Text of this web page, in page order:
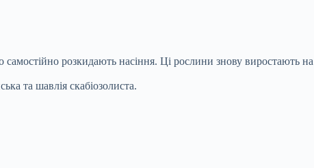
самостійно розкидають насіння. Ці рослини знову виростають на
та шавлія скабіозолиста.